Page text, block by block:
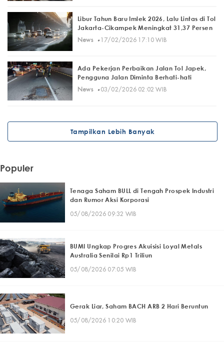
Libur Tahun Baru Imlek 2026, Lalu Lintas di Tol
Jakarta-Cikampek Meningkat 31,37 Persen
News· 17/02/2026 17:10 WIB
Ada Pekerjan Perbaikan Jalan Tol Japek,
Pengguna Jalan Diminta Berhati-hati
News· 03/02/2026 02:02 WIB
Tampilkan Lebih Banyak
Populer
Tenaga Saham BULL di Tengah Prospek Industri
dan Rumor Aksi Korporasi
05/08/2026 09:32 WIB
BUMI Ungkap Progres Akuisisi Loyal Metals
Australia Senilai Rp1 Triliun
05/08/2026 07:05 WIB
Gerak Liar, Saham BACH ARB 2 Hari Beruntun
05/08/2026 10:20 WIB